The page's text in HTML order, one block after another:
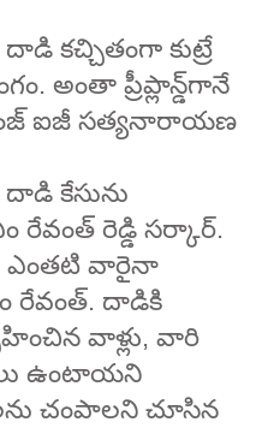
కచ్చితంగా కుట్రే
అంతా ప్రీప్లాన్డ్‌గానే
ఐజీ సత్యనారాయణ
కేసును
రేవంత్‌ రెడ్డి సర్కార్‌.
ఎంతటి వారైనా
రేవంత్. దాడికి
వాళ్లు, వారి
ఉంటాయని
చంపాలని చూసిన